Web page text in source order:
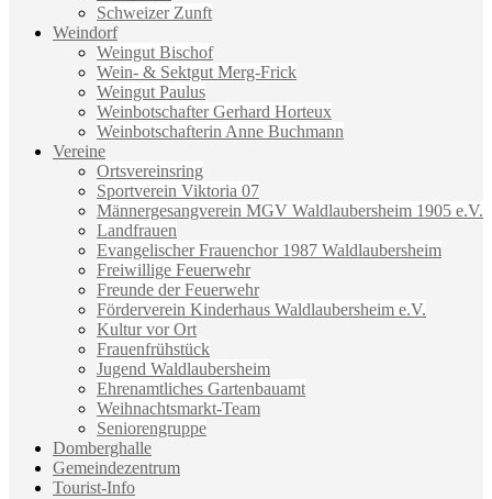
Schweizer Zunft
Weindorf
Weingut Bischof
Wein- & Sektgut Merg-Frick
Weingut Paulus
Weinbotschafter Gerhard Horteux
Weinbotschafterin Anne Buchmann
Vereine
Ortsvereinsring
Sportverein Viktoria 07
Männergesangverein MGV Waldlaubersheim 1905 e.V.
Landfrauen
Evangelischer Frauenchor 1987 Waldlaubersheim
Freiwillige Feuerwehr
Freunde der Feuerwehr
Förderverein Kinderhaus Waldlaubersheim e.V.
Kultur vor Ort
Frauenfrühstück
Jugend Waldlaubersheim
Ehrenamtliches Gartenbauamt
Weihnachtsmarkt-Team
Seniorengruppe
Domberghalle
Gemeindezentrum
Tourist-Info